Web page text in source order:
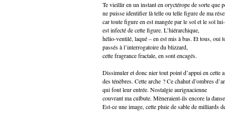
Te vieillir en un instant en oryctérope de sorte que
ne puisse identifier là telle ou telle figure de ma
car toute figure en est mangée par le sol et le sol
est infecté de cette figure. L’hiérarchique,
hélio-ventilé, laqué – en est mis à bas. Et tous, oui
passés à l’interrogatoire du blizzard,
cette fragrance fractale, en sont encagés.
Dissimuler et donc nier tout point d’appui en cette
des ténèbres. Cette arche ? Ce chahut d’ombres
qui font leur entrée. Nostalgie aurignacienne
couvrant ma culbute. Mèneraient-ils encore la
Est-ce une image, cette pluie de sable de milliards